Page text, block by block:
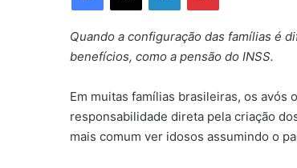
Quando a configuração das famílias é
benefícios, como a pensão do INSS.
Em muitas famílias brasileiras, os avós
responsabilidade direta pela criação
mais comum ver idosos assumindo o